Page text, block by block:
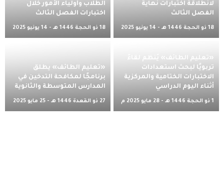
لانطلاقة اختبارات نهاية
الفصل الثالث
18 ذو الحجة 1446 هـ - 14 يونيو 2025
الطلاب وأولياء الأمور خلال
اختبارات الفصل الثالث
18 ذو الحجة 1446 هـ - 14 يونيو 2025
«تعليم الطائف» يُنظّم لقاءً
تربويًا لبحث استعدادات
الاختبارات الختامية والمركزية
أثناء اليوم الدراسي
1 ذو الحجة 1446 هـ - 28 مايو 2025 م
«تعليم الطائف» يطلق
برنامجًا لمكافحة التدخين في
المدارس المتوسطة والثانوية
27 ذو القعدة 1446 هـ - 25 مايو 2025